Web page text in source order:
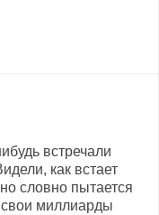
встречали
как встает
словно пытается
свои миллиарды